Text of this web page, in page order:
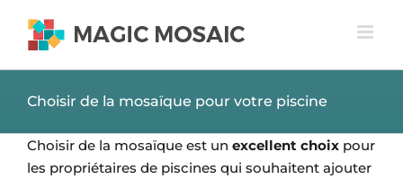
contenu
Choisir de la mosaïque pour votre piscine
Choisir de la mosaïque est un excellent choixpour
les propriétaires de piscines qui souhaitent ajouter